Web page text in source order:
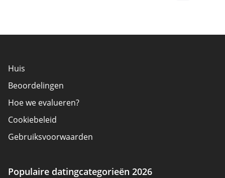
Huis
Beoordelingen
Hoe we evalueren?
Cookiebeleid
Gebruiksvoorwaarden
Over ons
Populaire datingcategorieën 2026